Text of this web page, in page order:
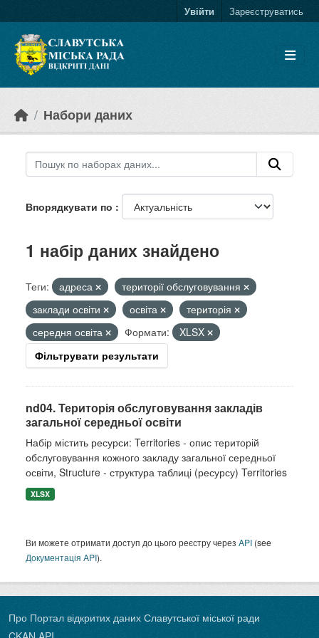
Увійти Зареєструватись
Набори даних
Впорядкувати по
1 набір даних знайдено
Теги: адреса
території обслуговування
заклади освіти
освіта
територія
середня освіта
Формати:
XLSX
Фільтрувати результати
nd04. Територія обслуговування закладів
загальної середньої освіти
Набір містить ресурси: Territories - опис територій
обслуговування кожного закладу загальної середньої
освіти, Structure - структура таблиці (ресурсу) Territories
XLSX
Ви можете отримати доступ до цього реєстру через API (see
Документація API).
Про Портал відкритих даних Славутської міської ради